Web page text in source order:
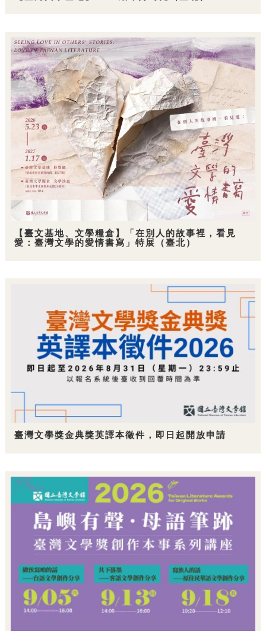
【臺文基地、文學糧倉】「在別人的故事裡，看見
愛：臺灣文學的愛情書寫」特展（臺北）
臺灣文學獎金典獎英譯本徵件，即日起開放申請